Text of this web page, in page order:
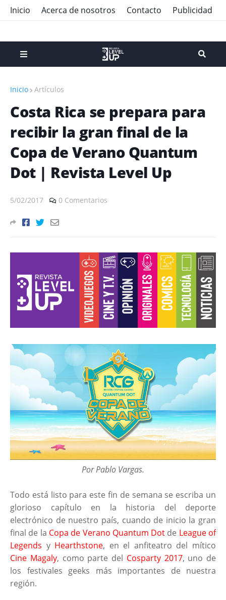
Inicio Acerca de nosotros Contacto Publicidad
Inicio Artículos
Costa Rica se prepara para
recibir la gran final de la
Copa de Verano Quantum
Dot | Revista Level Up
5/02/2017 0 Comentarios
Por Pablo Vargas.
Todo está listo para este fin de semana se escriba un
glorioso capítulo en la historia del deporte
electrónico de nuestro país, cuando de inicio la gran
final de la Copa de Verano Quantum Dot de League of
Legends y Hearthstone, en el anfiteatro del mítico
Cine Magaly, como parte del Cosparty 2017, uno de
los festivales geeks más importantes de nuestra
región.